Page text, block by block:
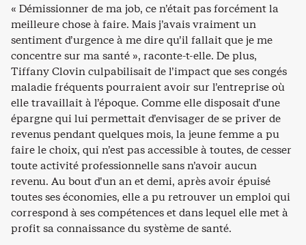
« Démissionner de ma job, ce n’était pas forcément la
meilleure chose à faire. Mais j’avais vraiment un
sentiment d’urgence à me dire qu’il fallait que je me
concentre sur ma santé », raconte-t-elle. De plus,
Tiffany Clovin culpabilisait de l’impact que ses congés
maladie fréquents pourraient avoir sur l’entreprise où
elle travaillait à l’époque. Comme elle disposait d’une
épargne qui lui permettait d’envisager de se priver de
revenus pendant quelques mois, la jeune femme a pu
faire le choix, qui n’est pas accessible à toutes, de cesser
toute activité professionnelle sans n’avoir aucun
revenu. Au bout d’un an et demi, après avoir épuisé
toutes ses économies, elle a pu retrouver un emploi qui
correspond à ses compétences et dans lequel elle met à
profit sa connaissance du système de santé.